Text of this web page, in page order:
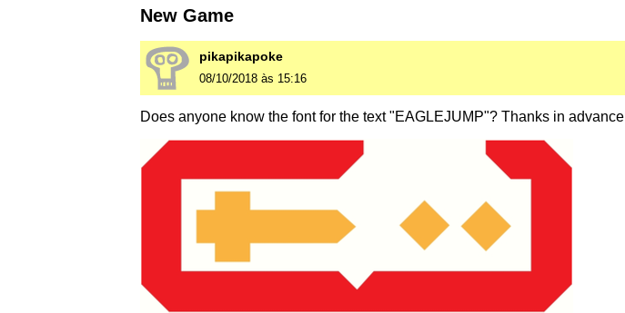
New Game
pikapikapoke
08/10/2018 às 15:16
Does anyone know the font for the text "EAGLEJUMP"? Thanks in advance